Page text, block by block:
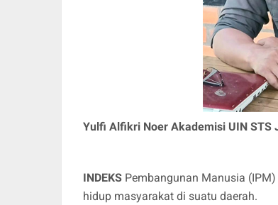
Yulfi Alfikri Noer Akademisi UIN STS
INDEKS Pembangunan Manusia
hidup masyarakat di suatu daerah.